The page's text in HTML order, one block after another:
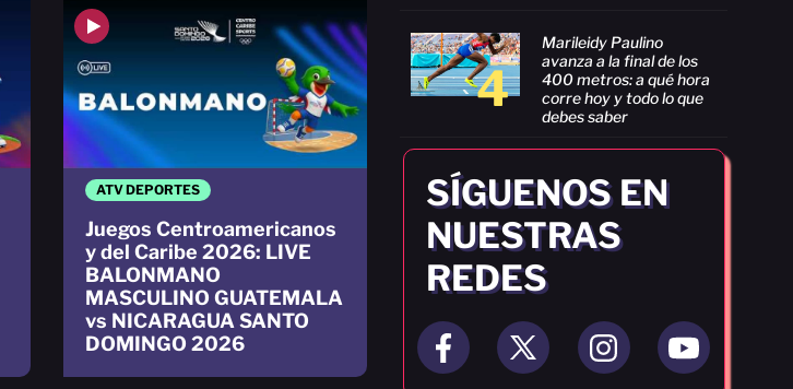
4
Marileidy Paulino
avanza a la final de los
400 metros: a qué hora
corre hoy y todo lo que
debes saber
SÍGUENOS EN
NUESTRAS
REDES
ATV DEPORTES
Juegos Centroamericanos
y del Caribe 2026: LIVE
BALONMANO
MASCULINO GUATEMALA
vs NICARAGUA SANTO
DOMINGO 2026